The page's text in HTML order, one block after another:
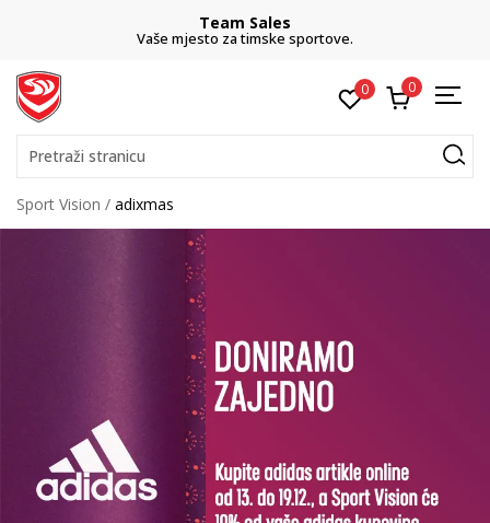
Team Sales
Vaše mjesto za timske sportove.
0 0
Pretraži stranicu
Sport Vision adixmas